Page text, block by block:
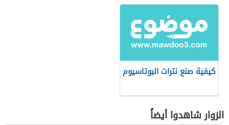
كيفية صنع نترات البوتاسيوم
الزوار شاهدوا أيضاً